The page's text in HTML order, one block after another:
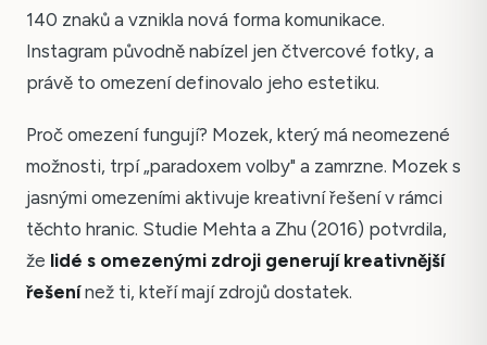
140 znaků a vznikla nová forma komunikace.
Instagram původně nabízel jen čtvercové fotky, a
právě to omezení definovalo jeho estetiku.
Proč omezení fungují? Mozek, který má neomezené
možnosti, trpí „paradoxem volby" a zamrzne. Mozek s
jasnými omezeními aktivuje kreativní řešení v rámci
těchto hranic. Studie Mehta a Zhu (2016) potvrdila,
že lidé s omezenými zdroji generují kreativnější
řešenínež ti, kteří mají zdrojů dostatek.